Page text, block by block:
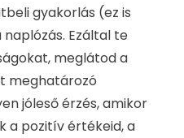
gyakorlás (ez is
Ezáltal te
meglátod a
meghatározó
jóleső érzés, amikor
a pozitív értékeid, a